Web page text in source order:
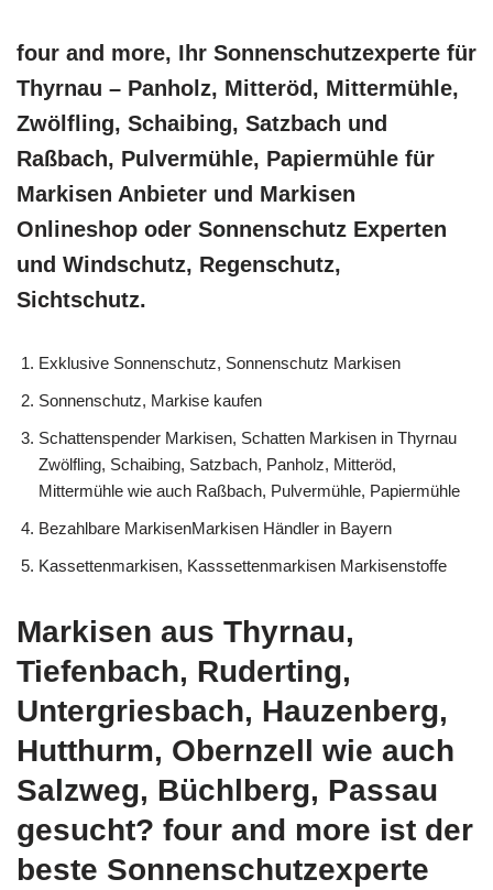
four and more, Ihr Sonnenschutzexperte für
Thyrnau – Panholz, Mitteröd, Mittermühle,
Zwölfling, Schaibing, Satzbach und
Raßbach, Pulvermühle, Papiermühle für
Markisen Anbieter und Markisen
Onlineshop oder Sonnenschutz Experten
und Windschutz, Regenschutz,
Sichtschutz.
Exklusive Sonnenschutz, Sonnenschutz Markisen
Sonnenschutz, Markise kaufen
Schattenspender Markisen, Schatten Markisen in Thyrnau
Zwölfling, Schaibing, Satzbach, Panholz, Mitteröd,
Mittermühle wie auch Raßbach, Pulvermühle, Papiermühle
Bezahlbare MarkisenMarkisen Händler in Bayern
Kassettenmarkisen, Kasssettenmarkisen Markisenstoffe
Markisen aus Thyrnau,
Tiefenbach, Ruderting,
Untergriesbach, Hauzenberg,
Hutthurm, Obernzell wie auch
Salzweg, Büchlberg, Passau
gesucht? four and more ist der
beste Sonnenschutzexperte